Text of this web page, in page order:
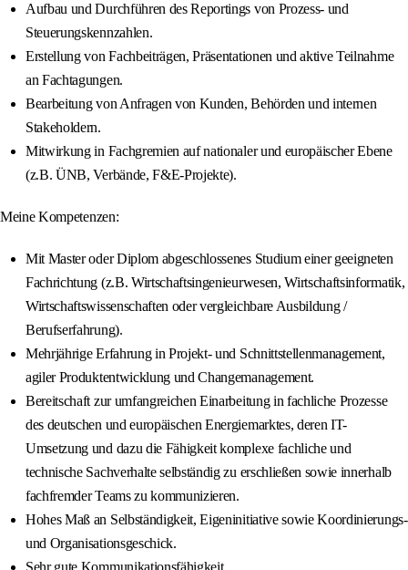
Aufbau und Durchführen des Reportings von Prozess- und
Steuerungskennzahlen.
Erstellung von Fachbeiträgen, Präsentationen und aktive Teilnahme
an Fachtagungen.
Bearbeitung von Anfragen von Kunden, Behörden und internen
Stakeholdern.
Mitwirkung in Fachgremien auf nationaler und europäischer Ebene
(z.B. ÜNB, Verbände, F&E-Projekte).
Meine Kompetenzen:
Mit Master oder Diplom abgeschlossenes Studium einer geeigneten
Fachrichtung (z.B. Wirtschaftsingenieurwesen, Wirtschaftsinformatik,
Wirtschaftswissenschaften oder vergleichbare Ausbildung /
Berufserfahrung).
Mehrjährige Erfahrung in Projekt- und Schnittstellenmanagement,
agiler Produktentwicklung und Changemanagement.
Bereitschaft zur umfangreichen Einarbeitung in fachliche Prozesse
des deutschen und europäischen Energiemarktes, deren IT-
Umsetzung und dazu die Fähigkeit komplexe fachliche und
technische Sachverhalte selbständig zu erschließen sowie innerhalb
fachfremder Teams zu kommunizieren.
Hohes Maß an Selbständigkeit, Eigeninitiative sowie Koordinierungs-
und Organisationsgeschick.